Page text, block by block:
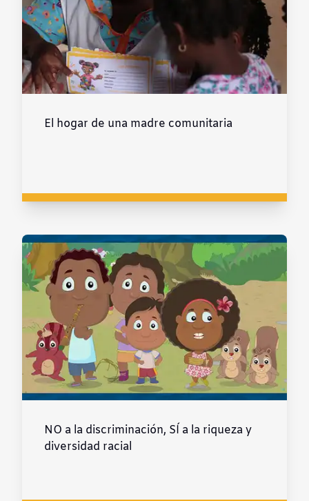
El hogar de una madre comunitaria
NO a la discriminación, SÍ a la riqueza y
diversidad racial